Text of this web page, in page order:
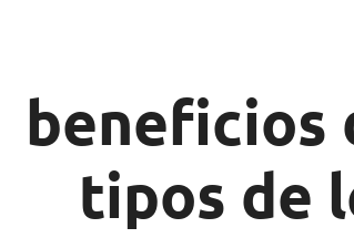
beneficios
tipos de